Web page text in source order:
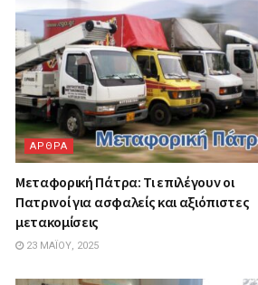
ΑΡΘΡΑ
Μεταφορική Πάτρα: Τι επιλέγουν οι
Πατρινοί για ασφαλείς και αξιόπιστες
μετακομίσεις
23 ΜΑΪ́ΟΥ, 2025